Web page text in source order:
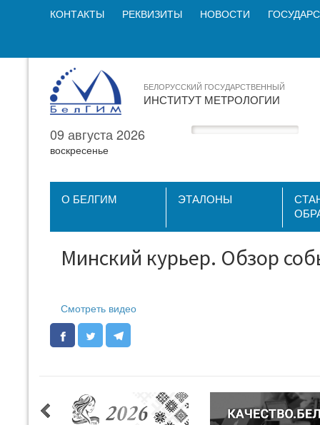
КОНТАКТЫ РЕКВИЗИТЫ НОВОСТИ
БЕЛОРУССКИЙ ГОСУДАРСТВЕННЫЙ
ИНСТИТУТ МЕТРОЛОГИИ
09 августа 2026
воскресенье
О БЕЛГИМ ЭТАЛОНЫ
Минский курьер. Обзор
Смотреть видео